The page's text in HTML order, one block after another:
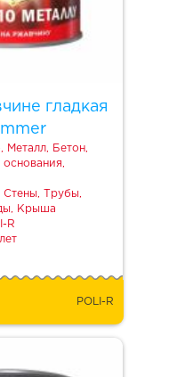
гладкая
Металл, Бетон,
Стены, Трубы,
Крыша
R
POLI-R